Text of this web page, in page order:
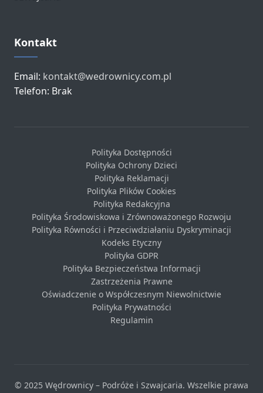
Kontakt
Email: kontakt@wedrownicy.com.pl
Telefon: Brak
Polityka Dostępności
Polityka Ochrony Dzieci
Polityka Reklamacji
Polityka Plików Cookies
Polityka Redakcyjna
Polityka Środowiskowa i Zrównoważonego Rozwoju
Polityka Równości i Przeciwdziałaniu Dyskryminacji
Kodeks Etyczny
Polityka GDPR
Polityka Bezpieczeństwa Informacji
Zastrzeżenia Prawne
Oświadczenie o Współczesnym Niewolnictwie
Polityka Prywatności
Regulamin
© 2025 Wędrownicy – Podróże i Szwajcaria. Wszelkie prawa